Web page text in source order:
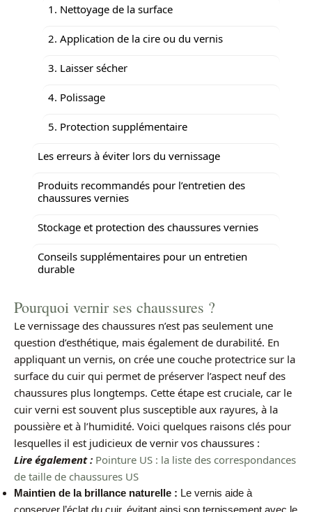
1. Nettoyage de la surface
2. Application de la cire ou du vernis
3. Laisser sécher
4. Polissage
5. Protection supplémentaire
Les erreurs à éviter lors du vernissage
Produits recommandés pour l’entretien des
chaussures vernies
Stockage et protection des chaussures vernies
Conseils supplémentaires pour un entretien
durable
Pourquoi vernir ses chaussures ?
Le vernissage des chaussures n’est pas seulement une
question d’esthétique, mais également de durabilité. En
appliquant un vernis, on crée une couche protectrice sur la
surface du cuir qui permet de préserver l’aspect neuf des
chaussures plus longtemps. Cette étape est cruciale, car le
cuir verni est souvent plus susceptible aux rayures, à la
poussière et à l’humidité. Voici quelques raisons clés pour
lesquelles il est judicieux de vernir vos chaussures :
Lire également : Pointure US : la liste des correspondances
de taille de chaussures US
Maintien de la brillance naturelle : Le vernis aide à
conserver l’éclat du cuir, évitant ainsi son ternissement avec le